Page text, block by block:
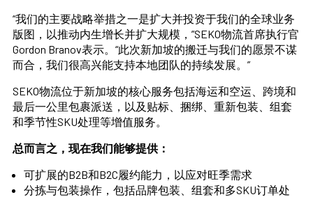
“我们的主要战略举措之一是扩大并投资于我们的全球业务
版图，以推动内生增长并扩大规模，”SEKO物流首席执行官
Gordon Branov表示。“此次新加坡的搬迁与我们的愿景不谋
而合，我们很高兴能支持本地团队的持续发展。”
SEKO物流位于新加坡的核心服务包括海运和空运、跨境和
最后一公里包裹派送，以及贴标、捆绑、重新包装、组套
和季节性SKU处理等增值服务。
总而言之，现在我们能够提供：
可扩展的B2B和B2C履约能力，以应对旺季需求
分拣与包装操作，包括品牌包装、组套和多SKU订单处